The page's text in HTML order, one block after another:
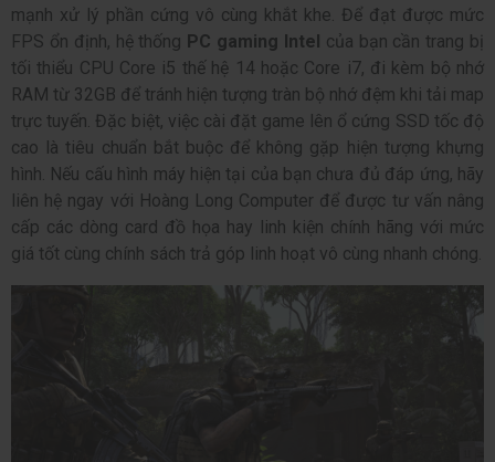
mạnh xử lý phần cứng vô cùng khắt khe. Để đạt được mức
FPS ổn định, hệ thống PC gaming Intel của bạn cần trang bị
tối thiểu CPU Core i5 thế hệ 14 hoặc Core i7, đi kèm bộ nhớ
RAM từ 32GB để tránh hiện tượng tràn bộ nhớ đệm khi tải map
trực tuyến. Đặc biệt, việc cài đặt game lên ổ cứng SSD tốc độ
cao là tiêu chuẩn bắt buộc để không gặp hiện tượng khựng
hình. Nếu cấu hình máy hiện tại của bạn chưa đủ đáp ứng, hãy
liên hệ ngay với Hoàng Long Computer để được tư vấn nâng
cấp các dòng card đồ họa hay linh kiện chính hãng với mức
giá tốt cùng chính sách trả góp linh hoạt vô cùng nhanh chóng.